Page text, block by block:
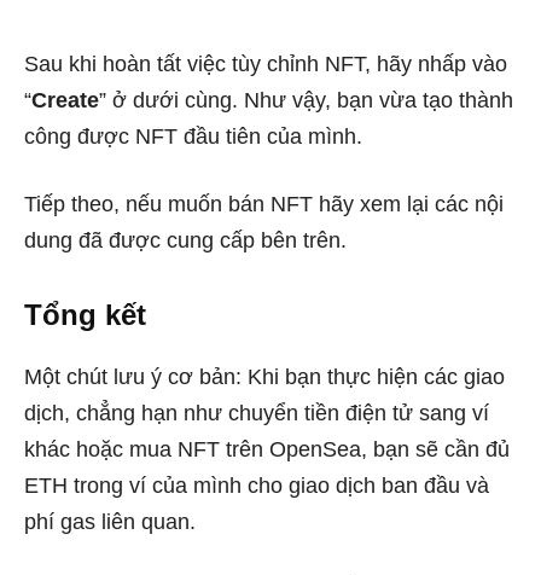
Sau khi hoàn tất việc tùy chỉnh NFT, hãy nhấp vào
“Create” ở dưới cùng. Như vậy, bạn vừa tạo thành
công được NFT đầu tiên của mình.
Tiếp theo, nếu muốn bán NFT hãy xem lại các nội
dung đã được cung cấp bên trên.
Tổng kết
Một chút lưu ý cơ bản: Khi bạn thực hiện các giao
dịch, chẳng hạn như chuyển tiền điện tử sang ví
khác hoặc mua NFT trên OpenSea, bạn sẽ cần đủ
ETH trong ví của mình cho giao dịch ban đầu và
phí gas liên quan.